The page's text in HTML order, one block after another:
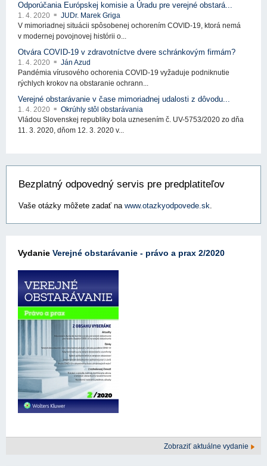
Odporúčania Európskej komisie a Úradu pre verejné obstará...
1. 4. 2020
JUDr. Marek Griga
V mimoriadnej situácii spôsobenej ochorením COVID-19, ktorá nemá
v modernej povojnovej histórii o...
Otvára COVID-19 v zdravotníctve dvere schránkovým firmám?
1. 4. 2020
Ján Azud
Pandémia vírusového ochorenia COVID-19 vyžaduje podniknutie
rýchlych krokov na obstaranie ochrann...
Verejné obstarávanie v čase mimoriadnej udalosti z dôvodu...
1. 4. 2020
Okrúhly stôl obstarávania
Vládou Slovenskej republiky bola uznesením č. UV-5753/2020 zo dňa
11. 3. 2020, dňom 12. 3. 2020 v...
Bezplatný odpovedný servis pre predplatiteľov
Vaše otázky môžete zadať na www.otazkyodpovede.sk.
Vydanie Verejné obstarávanie - právo a prax 2/2020
Zobraziť aktuálne vydanie